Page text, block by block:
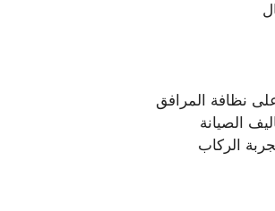
نظافة المرافق
الصيانة
الركاب